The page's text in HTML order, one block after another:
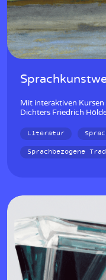
Mit interaktiven Kursen
Dichters Friedrich
Literatur
Sprachbezogene